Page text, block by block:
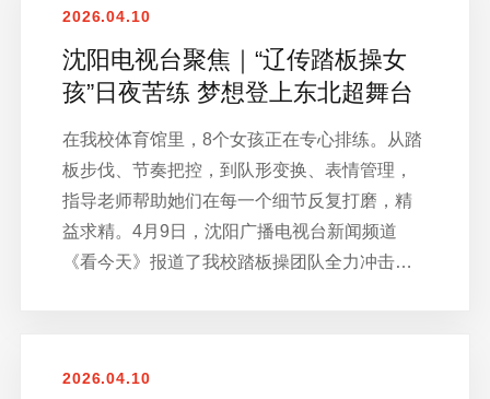
2026.04.10
沈阳电视台聚焦｜“辽传踏板操女
孩”日夜苦练 梦想登上东北超舞台
在我校体育馆里，8个女孩正在专心排练。从踏
板步伐、节奏把控，到队形变换、表情管理，
指导老师帮助她们在每一个细节反复打磨，精
益求精。4月9日，沈阳广播电视台新闻频道
《看今天》报道了我校踏板操团队全力冲击…
2026.04.10